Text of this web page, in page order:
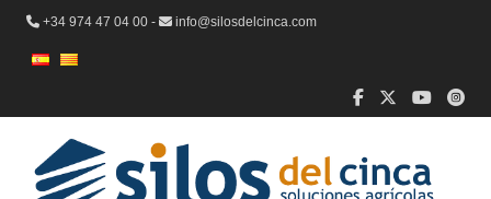
+34 974 47 04 00 - info@silosdelcinca.com